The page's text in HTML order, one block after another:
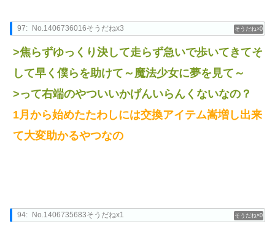
0
97: No.1406736016そうだねx3
>焦らずゆっくり決して走らず急いで歩いてきてそ
して早く僕らを助けて～魔法少女に夢を見て～
>って右端のやついいかげんいらんくないなの？
1月から始めたたわしには交換アイテム嵩増し出来
て大変助かるやつなの
0
94: No.1406735683そうだねx1